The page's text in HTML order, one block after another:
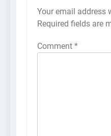
Your email address
Required fields are
Comment *